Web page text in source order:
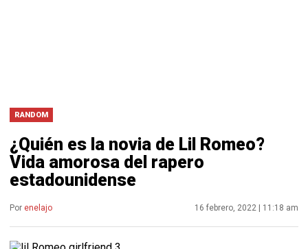
RANDOM
¿Quién es la novia de Lil Romeo?
Vida amorosa del rapero
estadounidense
Por enelajo 16 febrero, 2022 | 11:18 am